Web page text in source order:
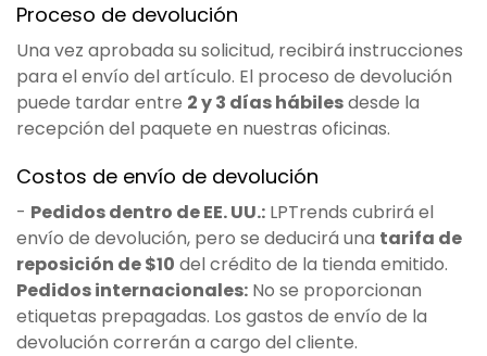
Proceso de devolución
Una vez aprobada su solicitud, recibirá instrucciones
para el envío del artículo. El proceso de devolución
puede tardar entre 2 y 3 días hábilesdesde la
recepción del paquete en nuestras oficinas.
Costos de envío de devolución
- Pedidos dentro de EE. UU.: LPTrends cubrirá el
envío de devolución, pero se deducirá una tarifa de
reposición de $10 del crédito de la tienda emitido.
Pedidos internacionales: No se proporcionan
etiquetas prepagadas. Los gastos de envío de la
devolución correrán a cargo del cliente.